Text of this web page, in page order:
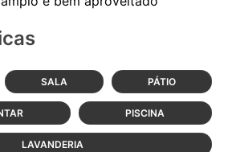
SALA PÁTIO
PISCINA
LAVANDERIA